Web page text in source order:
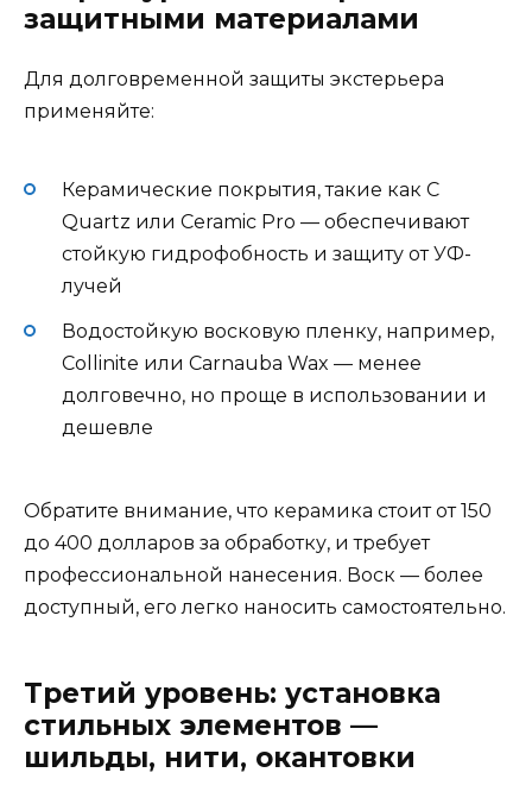
защитными материалами
Для долговременной защиты экстерьера
применяйте:
Керамические покрытия, такие как C
Quartz или Ceramic Pro — обеспечивают
стойкую гидрофобность и защиту от УФ-
лучей
Водостойкую восковую пленку, например,
Collinite или Carnauba Wax — менее
долговечно, но проще в использовании и
дешевле
Обратите внимание, что керамика стоит от 150
до 400 долларов за обработку, и требует
профессиональной нанесения. Воск — более
доступный, его легко наносить самостоятельно.
Третий уровень: установка
стильных элементов —
шильды, нити, окантовки